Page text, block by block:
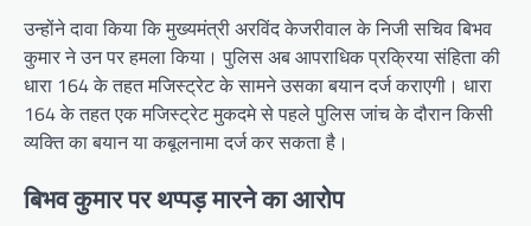
उन्होंने दावा किया कि मुख्यमंत्री अरविंद केजरीवाल के निजी सचिव बिभव
कुमार ने उन पर हमला किया। पुलिस अब आपराधिक प्रक्रिया संहिता की
धारा 164 के तहत मजिस्ट्रेट के सामने उसका बयान दर्ज कराएगी। धारा
164 के तहत एक मजिस्ट्रेट मुकदमे से पहले पुलिस जांच के दौरान किसी
व्यक्ति का बयान या कबूलनामा दर्ज कर सकता है।
बिभव कुमार पर थप्पड़ मारने का आरोप